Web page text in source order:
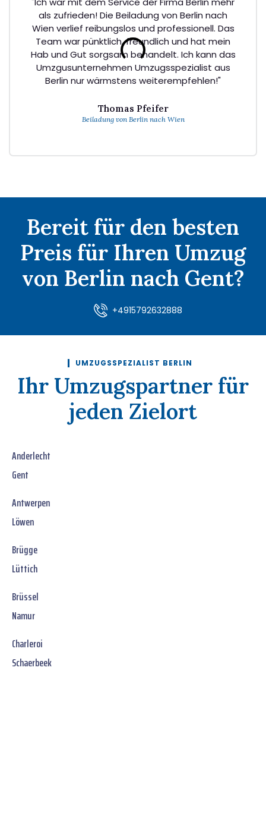
als zufrieden! Die Beiladung von Berlin nach
Wien verlief reibungslos und professionell. Das
Team war pünktlich, freundlich und hat mein
Hab und Gut sorgsam behandelt. Ich kann das
Umzgusunternehmen Umzugsspezialist aus
Berlin nur wärmstens weiterempfehlen!"
Thomas Pfeifer
Beiladung von Berlin nach Wien
Bereit für den besten
Preis für Ihren Umzug
von Berlin nach Gent?
+4915792632888
UMZUGSSPEZIALIST BERLIN
Ihr Umzugspartner für
jeden Zielort
Anderlecht
Gent
Antwerpen
Löwen
Brügge
Lüttich
Brüssel
Namur
Charleroi
Schaerbeek